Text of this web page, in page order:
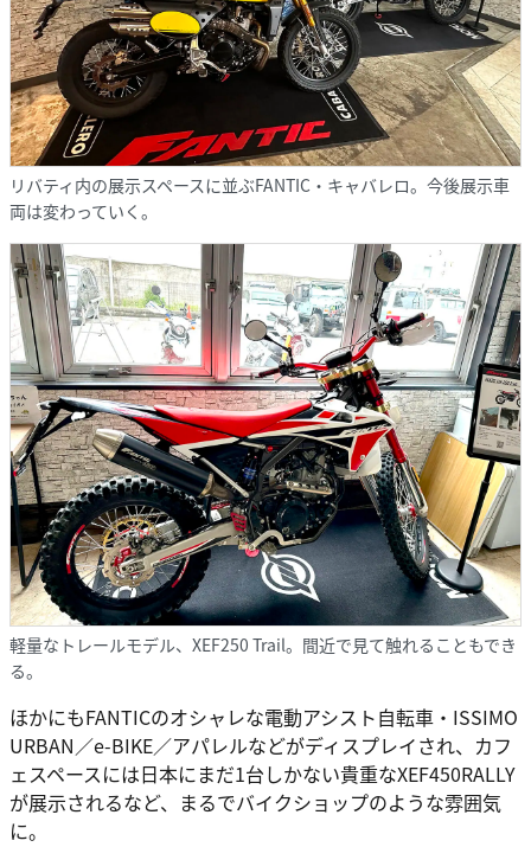
リバティ内の展示スペースに並ぶFANTIC・キャバレロ。今後展示車
両は変わっていく。
軽量なトレールモデル、XEF250 Trail。間近で見て触れることもでき
る。
ほかにもFANTICのオシャレな電動アシスト自転車・ISSIMO
URBAN／e-BIKE／アパレルなどがディスプレイされ、カフ
ェスペースには日本にまだ1台しかない貴重なXEF450RALLY
が展示されるなど、まるでバイクショップのような雰囲気
に。